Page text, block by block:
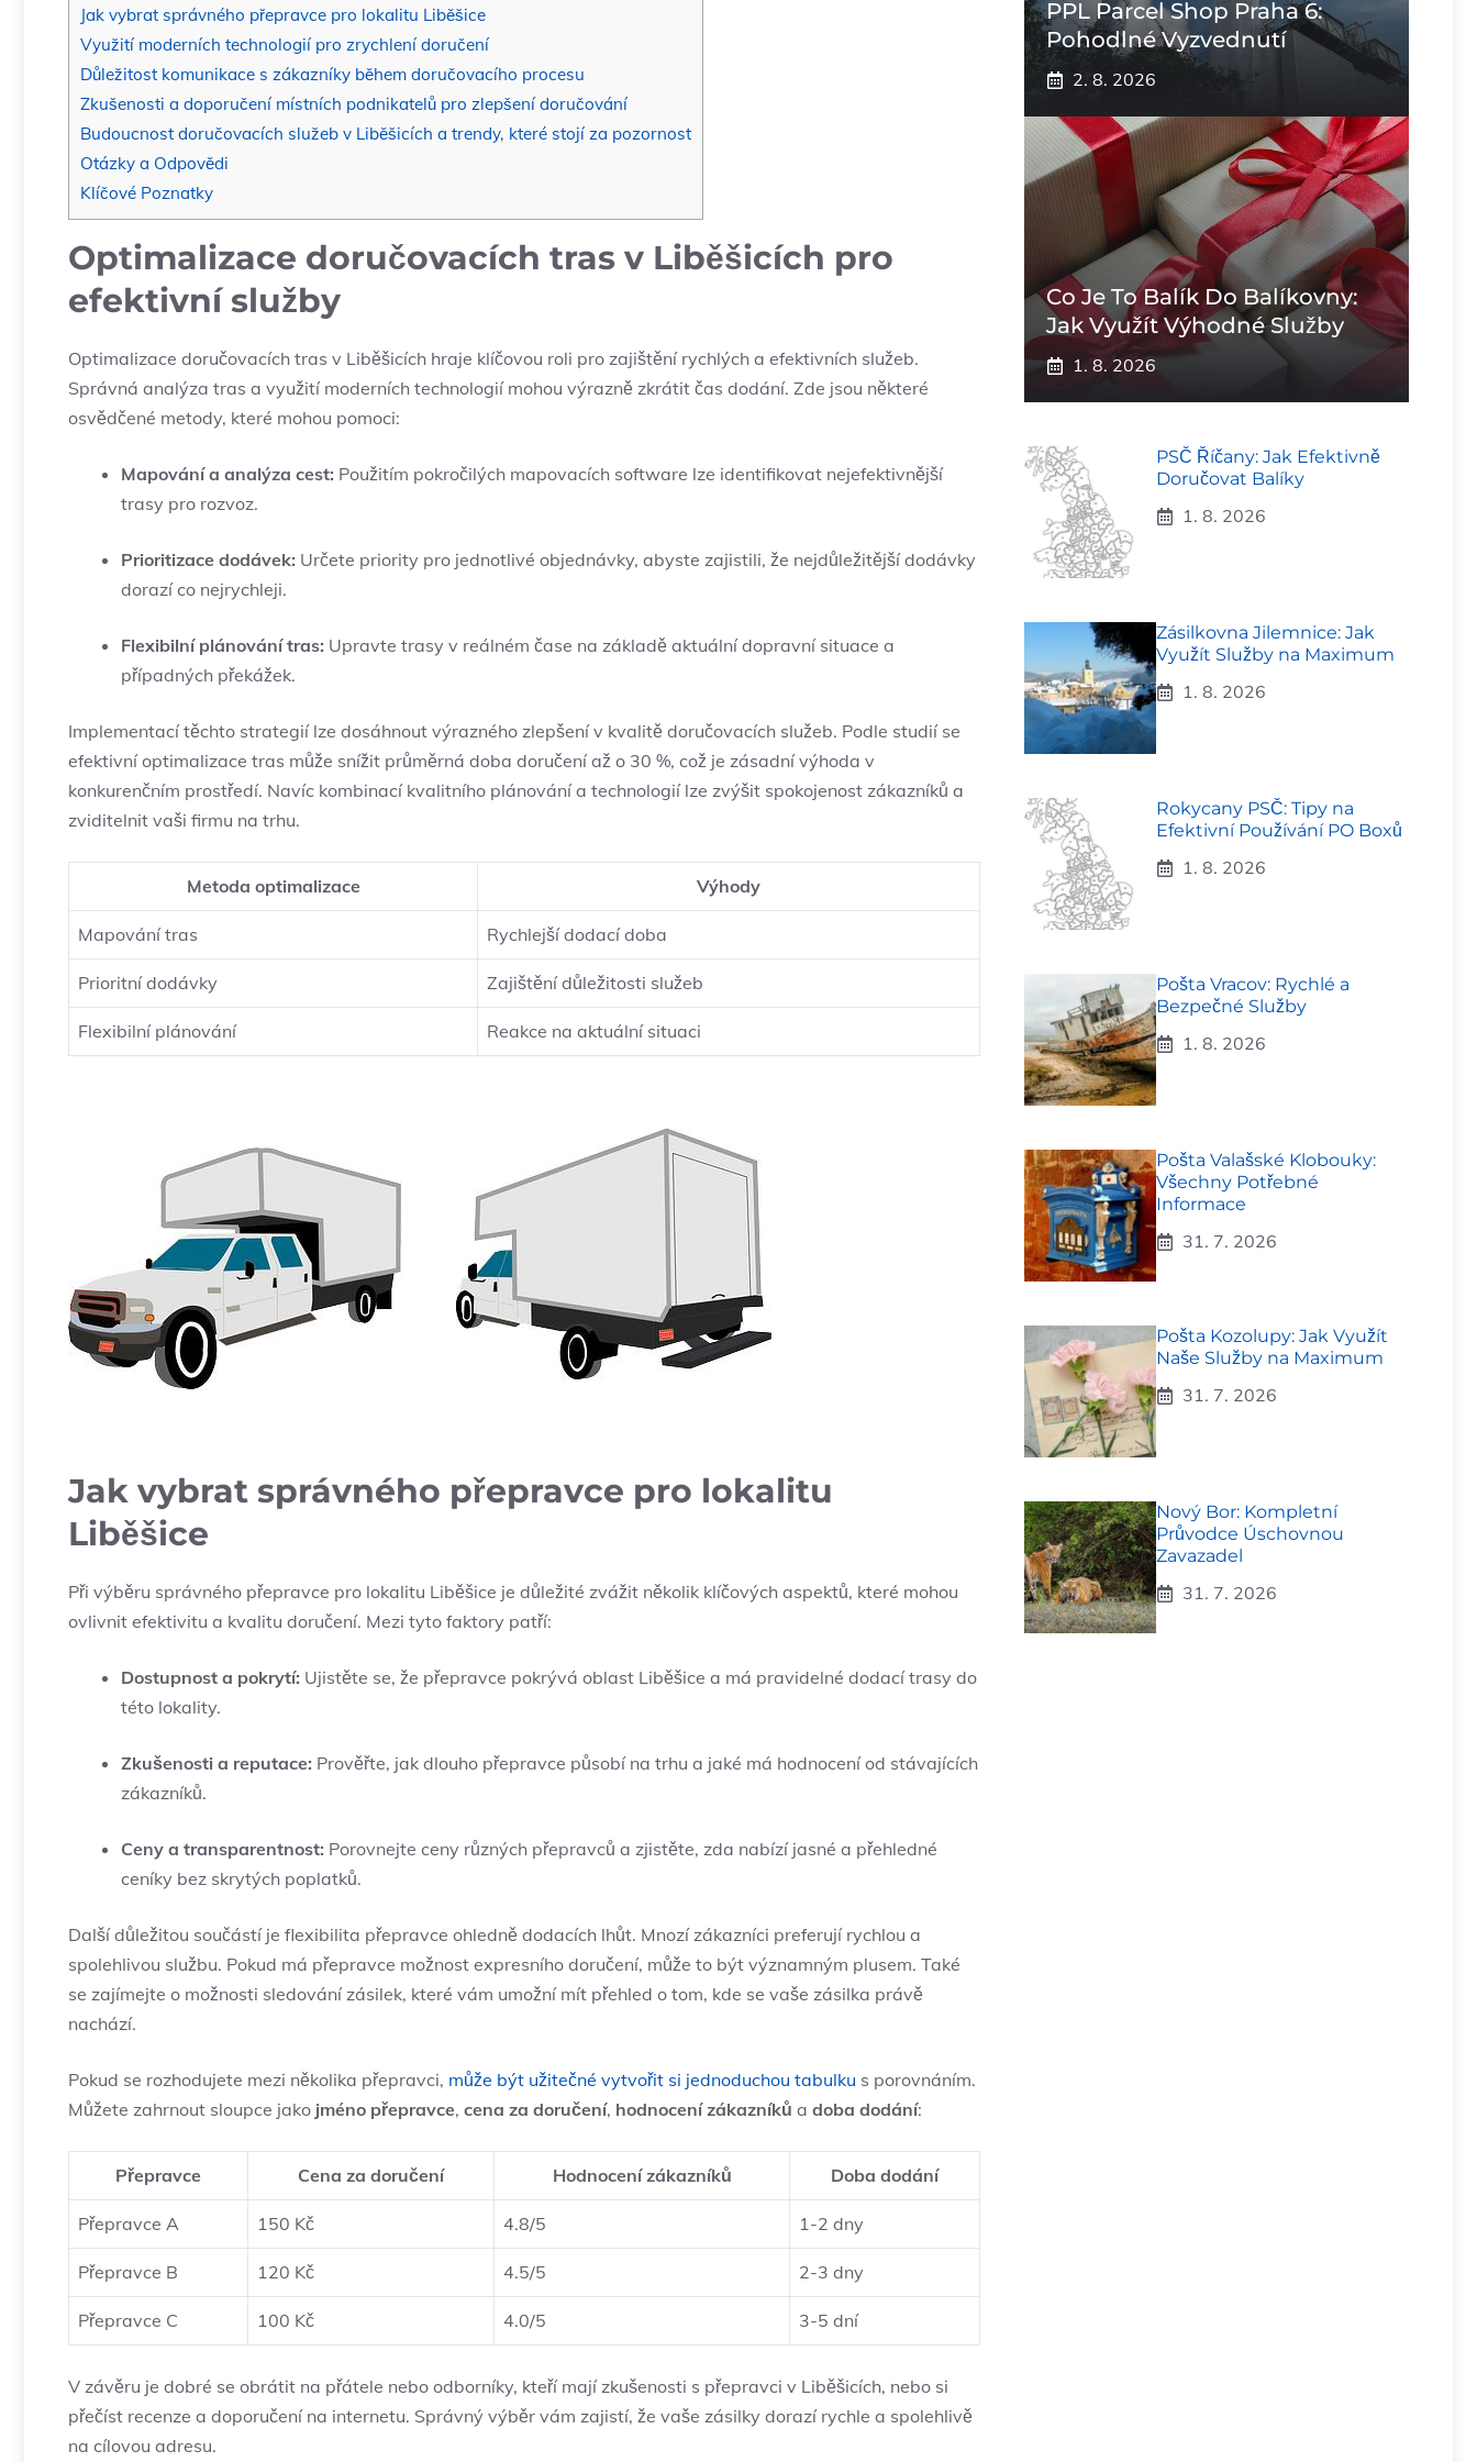
Jak vybrat správného přepravce pro lokalitu Liběšice
Využití moderních technologií pro zrychlení doručení
Důležitost komunikace s zákazníky během doručovacího procesu
Zkušenosti a doporučení místních podnikatelů pro zlepšení doručování
Budoucnost doručovacích služeb v Liběšicích a trendy, které stojí za pozornost
Otázky a Odpovědi
Klíčové Poznatky
Optimalizace doručovacích tras v Liběšicích pro
efektivní služby
Optimalizace doručovacích tras v Liběšicích hraje klíčovou roli pro zajištění rychlých a efektivních služeb.
Správná analýza tras a využití moderních technologií mohou výrazně zkrátit čas dodání. Zde jsou některé
osvědčené metody, které mohou pomoci:
Mapování a analýza cest: Použitím pokročilých mapovacích software lze identifikovat nejefektivnější
trasy pro rozvoz.
Prioritizace dodávek: Určete priority pro jednotlivé objednávky, abyste zajistili, že nejdůležitější dodávky
dorazí co nejrychleji.
Flexibilní plánování tras: Upravte trasy v reálném čase na základě aktuální dopravní situace a
případných překážek.
Implementací těchto strategií lze dosáhnout výrazného zlepšení v kvalitě doručovacích služeb. Podle studií se
efektivní optimalizace tras může snížit průměrná doba doručení až o 30 %, což je zásadní výhoda v
konkurenčním prostředí. Navíc kombinací kvalitního plánování a technologií lze zvýšit spokojenost zákazníků a
zviditelnit vaši firmu na trhu.
Metoda optimalizace Výhody
Mapování tras Rychlejší dodací doba
Prioritní dodávky Zajištění důležitosti služeb
Flexibilní plánování Reakce na aktuální situaci
Jak vybrat správného přepravce pro lokalitu
Liběšice
Při výběru správného přepravce pro lokalitu Liběšice je důležité zvážit několik klíčových aspektů, které mohou
ovlivnit efektivitu a kvalitu doručení. Mezi tyto faktory patří:
Dostupnost a pokrytí: Ujistěte se, že přepravce pokrývá oblast Liběšice a má pravidelné dodací trasy do
této lokality.
Zkušenosti a reputace: Prověřte, jak dlouho přepravce působí na trhu a jaké má hodnocení od stávajících
zákazníků.
Ceny a transparentnost: Porovnejte ceny různých přepravců a zjistěte, zda nabízí jasné a přehledné
ceníky bez skrytých poplatků.
Další důležitou součástí je flexibilita přepravce ohledně dodacích lhůt. Mnozí zákazníci preferují rychlou a
spolehlivou službu. Pokud má přepravce možnost expresního doručení, může to být významným plusem. Také
se zajímejte o možnosti sledování zásilek, které vám umožní mít přehled o tom, kde se vaše zásilka právě
nachází.
Pokud se rozhodujete mezi několika přepravci, může být užitečné vytvořit si jednoduchou tabulku s porovnáním.
Můžete zahrnout sloupce jako jméno přepravce, cena za doručení, hodnocení zákazníků a doba dodání:
Přepravce Cena za doručení Hodnocení zákazníků Doba dodání
Přepravce A 150 Kč 4.8/5 1-2 dny
Přepravce B 120 Kč 4.5/5 2-3 dny
Přepravce C 100 Kč 4.0/5 3-5 dní
V závěru je dobré se obrátit na přátele nebo odborníky, kteří mají zkušenosti s přepravci v Liběšicích, nebo si
přečíst recenze a doporučení na internetu. Správný výběr vám zajistí, že vaše zásilky dorazí rychle a spolehlivě
na cílovou adresu.
PPL Parcel Shop Praha 6:
Pohodlné Vyzvednutí
2. 8. 2026
Co Je To Balík Do Balíkovny:
Jak Využít Výhodné Služby
1. 8. 2026
PSČ Říčany: Jak Efektivně
Doručovat Balíky
1. 8. 2026
Zásilkovna Jilemnice: Jak
Využít Služby na Maximum
1. 8. 2026
Rokycany PSČ: Tipy na
Efektivní Používání PO Boxů
1. 8. 2026
Pošta Vracov: Rychlé a
Bezpečné Služby
1. 8. 2026
Pošta Valašské Klobouky:
Všechny Potřebné
Informace
31. 7. 2026
Pošta Kozolupy: Jak Využít
Naše Služby na Maximum
31. 7. 2026
Nový Bor: Kompletní
Průvodce Úschovnou
Zavazadel
31. 7. 2026